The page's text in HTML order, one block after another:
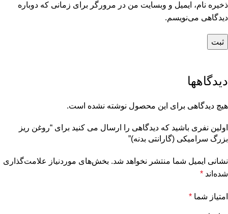
ذخیره نام، ایمیل و وبسایت من در مرورگر برای زمانی که دوباره
دیدگاهی می‌نویسم.
دیدگاهها
هیچ دیدگاهی برای این محصول نوشته نشده است.
اولین نفری باشید که دیدگاهی را ارسال می کنید برای “روغن ریز
بزرگ سرامیکی (گارانتی بدنه)”
نشانی ایمیل شما منتشر نخواهد شد. بخش‌های موردنیاز علامت‌گذاری
شده‌اند *
امتیاز شما *